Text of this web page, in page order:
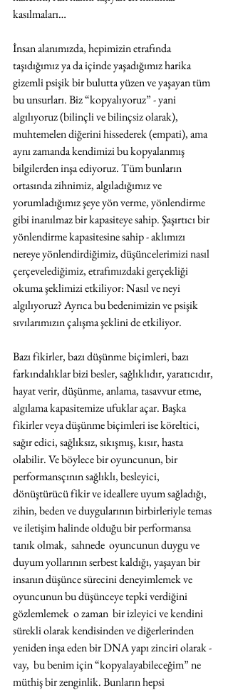
kasılmaları…
İnsan alanımızda, hepimizin etrafında
taşıdığımız ya da içinde yaşadığımız harika
gizemli psişik bir bulutta yüzen ve yaşayan tüm
bu unsurları. Biz “kopyalıyoruz” - yani
algılıyoruz (bilinçli ve bilinçsiz olarak),
muhtemelen diğerini hissederek (empati), ama
aynı zamanda kendimizi bu kopyalanmış
bilgilerden inşa ediyoruz. Tüm bunların
ortasında zihnimiz, algıladığımız ve
yorumladığımız şeye yön verme, yönlendirme
gibi inanılmaz bir kapasiteye sahip. Şaşırtıcı bir
yönlendirme kapasitesine sahip - aklımızı
nereye yönlendirdiğimiz, düşüncelerimizi nasıl
çerçevelediğimiz, etrafımızdaki gerçekliği
okuma şeklimizi etkiliyor: Nasıl ve neyi
algılıyoruz? Ayrıca bu bedenimizin ve psişik
sıvılarımızın çalışma şeklini de etkiliyor.
Bazı fikirler, bazı düşünme biçimleri, bazı
farkındalıklar bizi besler, sağlıklıdır, yaratıcıdır,
hayat verir, düşünme, anlama, tasavvur etme,
algılama kapasitemize ufuklar açar. Başka
fikirler veya düşünme biçimleri ise köreltici,
sağır edici, sağlıksız, sıkışmış, kısır, hasta
olabilir. Ve böylece bir oyuncunun, bir
performansçının sağlıklı, besleyici,
dönüştürücü fikir ve ideallere uyum sağladığı,
zihin, beden ve duygularının birbirleriyle temas
ve iletişim halinde olduğu bir performansa
tanık olmak,  sahnede  oyuncunun duygu ve
duyum yollarının serbest kaldığı, yaşayan bir
insanın düşünce sürecini deneyimlemek ve
oyuncunun bu düşünceye tepki verdiğini
gözlemlemek  o zaman  bir izleyici ve kendini
sürekli olarak kendisinden ve diğerlerinden
yeniden inşa eden bir DNA yapı zinciri olarak -
vay,  bu benim için “kopyalayabileceğim” ne
müthiş bir zenginlik. Bunların hepsi